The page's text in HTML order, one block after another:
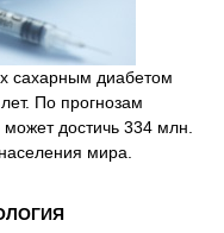
сахарным диабетом
По прогнозам
достичь 334 млн.
мира.